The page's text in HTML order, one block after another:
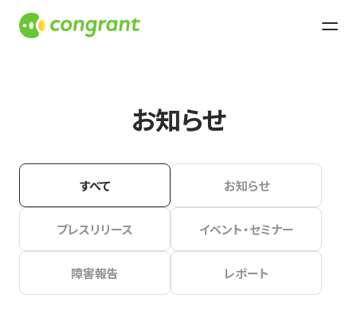
お知らせ
すべて お知らせ
プレスリリース イベント・セミナー
障害報告 レポート